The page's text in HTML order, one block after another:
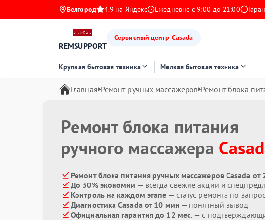
Белгород 4.9 на Яндекс Ежедневно с 9:00 до 21:00
REMSUPPORT
Сервисный центр Casada
Крупная бытовая техника Мелкая бытовая техника
Главная Ремонт ручных массажеров Ремонт блока
Ремонт блока питания
ручного массажера
Ремонт блока питания ручных массажеров Casada от
До 30% экономии — всегда свежие акции и
Контроль на каждом этапе — статус ремонта по
Диагностика Casada от 10 мин — понятный вывод
Официальная гарантия до 12 мес. — с